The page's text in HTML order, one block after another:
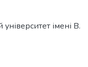
імені В.